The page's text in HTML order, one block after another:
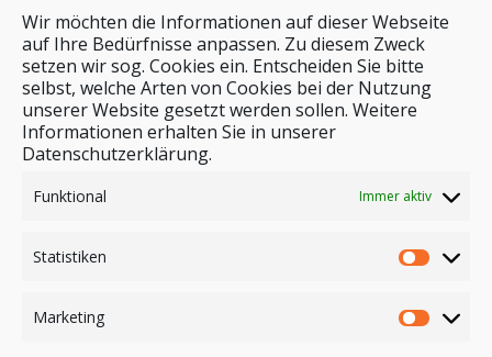
Wir möchten die Informationen auf dieser Webseite
auf Ihre Bedürfnisse anpassen. Zu diesem Zweck
setzen wir sog. Cookies ein. Entscheiden Sie bitte
selbst, welche Arten von Cookies bei der Nutzung
unserer Website gesetzt werden sollen. Weitere
Informationen erhalten Sie in unserer
Datenschutzerklärung.
Funktional Immer aktiv
Statistiken
Marketing
Stichwortsuche